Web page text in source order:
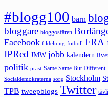
#blogg100 barn
bloggare bloggosfären
Facebook fildelning fotboll FRA
IPRed JMW jobb kalendern
politik präst Same Same But Different
Socialdemokraterna sorg Stockholm
TPB tweepblogs Twitter